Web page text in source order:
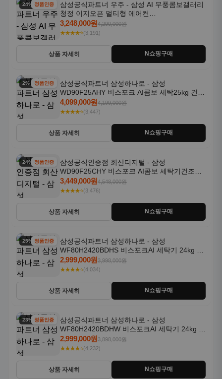
24% 할인정품인증
삼성공식파트너 우주 - 삼성 AI 무풍콤보갤러리
청정 이지오픈 멀티형 에어컨
AF80F17D22WRS 기본설치포함
3,248,000원4,290,000원
★★★★⭐(3,191)
상품 자세히 N쇼핑구매
2% 할인정품인증
삼성공식파트너 삼성하나로 - 삼성
WD90F25AHY 비스포크 AI콤보 세탁25kg 건조
18kg 자동문열림 1등급
4,099,000원4,199,000원
★★★★⭐(3,447)
상품 자세히 N쇼핑구매
24% 할인정품인증
삼성공식인증점 회산디지털 - 삼성
WD90F25CHY 비스포크 AI콤보 세탁기건조기
일체형 25kg+18kg 1등급
3,449,000원4,548,000원
★★★★⭐(3,476)
상품 자세히 N쇼핑구매
25% 할인정품인증
삼성공식파트너 삼성하나로 - 삼성
WF80H2420BDHS 비스포크AI 세탁기 24kg 건
조기 20kg 세제자동투입
2,999,000원3,998,000원
★★★★⭐(4,034)
상품 자세히 N쇼핑구매
23% 할인정품인증
삼성공식파트너 삼성하나로 - 삼성
WF80H2420BDHW 비스포크AI 세탁기 24kg 건
조기 20kg 세제자동투입
2,999,000원3,898,000원
★★★★⭐(4,232)
상품 자세히 N쇼핑구매